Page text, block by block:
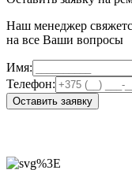
Наш менеджер
на все Ваши вопросы
Имя:
Телефон:
Оставить заявку